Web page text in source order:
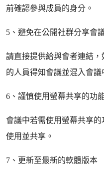
前確認參與成員的身分。
5、避免在公開社群分享會
請直接提供給與會者連結
的人員得知會議並混入會議
6、謹慎使用螢幕共享的功
會議中若需使用螢幕共享
使用並共享。
7、更新至最新的軟體版本